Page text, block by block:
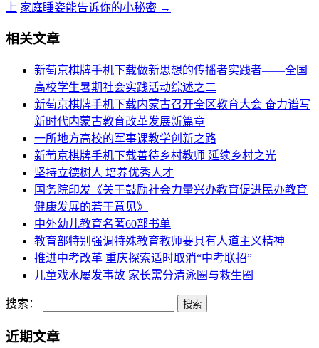
上 家庭睡姿能告诉你的小秘密 →
相关文章
新萄京棋牌手机下载做新思想的传播者实践者——全国
高校学生暑期社会实践活动综述之二
新萄京棋牌手机下载内蒙古召开全区教育大会 奋力谱写
新时代内蒙古教育改革发展新篇章
一所地方高校的军事课教学创新之路
新萄京棋牌手机下载善待乡村教师 延续乡村之光
坚持立德树人 培养优秀人才
国务院印发《关于鼓励社会力量兴办教育促进民办教育
健康发展的若干意见》
中外幼儿教育名著60部书单
教育部特别强调特殊教育教师要具有人道主义精神
推进中考改革 重庆探索适时取消“中考联招”
儿童戏水屡发事故 家长需分清泳圈与救生圈
搜索：
近期文章